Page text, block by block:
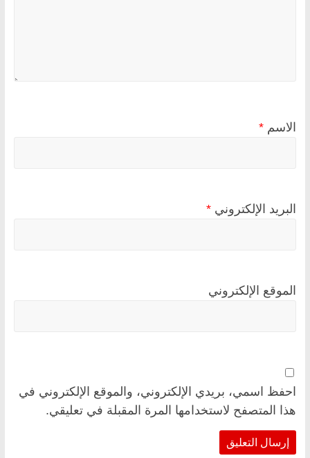
الاسم *
البريد الإلكتروني *
الموقع الإلكتروني
احفظ اسمي، بريدي الإلكتروني، والموقع الإلكتروني في
هذا المتصفح لاستخدامها المرة المقبلة في تعليقي.